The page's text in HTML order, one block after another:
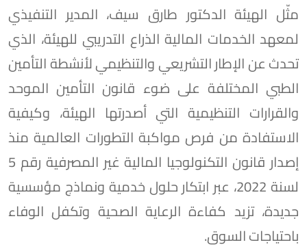
مثّل الهيئة الدكتور طارق سيف، المدير التنفيذي
لمعهد الخدمات المالية الذراع التدريبي للهيئة، الذي
تحدث عن الإطار التشريعي والتنظيمي لأنشطة التأمين
الطبي المختلفة على ضوء قانون التأمين الموحد
والقرارات التنظيمية التي أصدرتها الهيئة، وكيفية
الاستفادة من فرص مواكبة التطورات العالمية منذ
إصدار قانون التكنولوجيا المالية غير المصرفية رقم 5
لسنة 2022، عبر ابتكار حلول خدمية ونماذج مؤسسية
جديدة، تزيد كفاءة الرعاية الصحية وتكفل الوفاء
باحتياجات السوق.